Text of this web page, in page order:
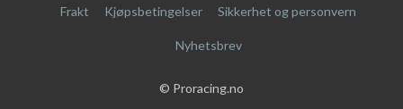
Frakt Kjøpsbetingelser Sikkerhet og personvern
Nyhetsbrev
© Proracing.no